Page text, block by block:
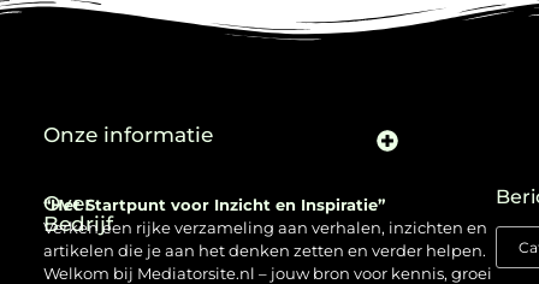
Over
Bedrijf
“Het Startpunt voor Inzicht en Inspiratie”
Verken een rijke verzameling aan verhalen, inzichten en
artikelen die je aan het denken zetten en verder helpen.
Welkom bij Mediatorsite.nl – jouw bron voor kennis, groei
Onze informatie